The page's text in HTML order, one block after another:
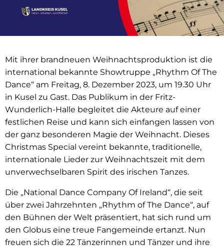
Mit ihrer brandneuen Weihnachtsproduktion ist die
international bekannte Showtruppe „Rhythm Of The
Dance“ am Freitag, 8. Dezember 2023, um 19.30 Uhr
in Kusel zu Gast. Das Publikum in der Fritz-
Wunderlich-Halle begleitet die Akteure auf einer
festlichen Reise und kann sich einfangen lassen von
der ganz besonderen Magie der Weihnacht. Dieses
Christmas Special vereint bekannte, traditionelle,
internationale Lieder zur Weihnachtszeit mit dem
unverwechselbaren Spirit des irischen Tanzes.
Die „National Dance Company Of Ireland“, die seit
über zwei Jahrzehnten „Rhythm of The Dance“, auf
den Bühnen der Welt präsentiert, hat sich rund um
den Globus eine treue Fangemeinde ertanzt. Nun
freuen sich die 22 Tänzerinnen und Tänzer und ihre